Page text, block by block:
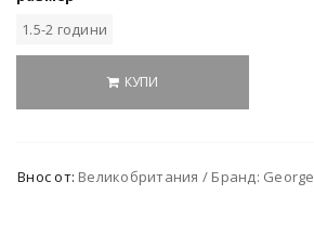
1.5-2 години
КУПИ
Внос от: Великобритания / Бранд: George